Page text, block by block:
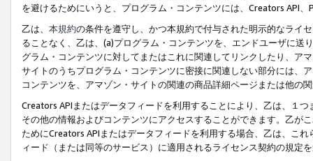
を避けるためにいうと、プログラム・コンテンツには、Creators API
乙は、 本規約の条件を遵守し、かつ本規約で付与された明示的なライ
ることなく、乙は、(a)プログラム・コンテンツを、エンドユーザに
グラム・コンテンツに対してまたはこれに関連してリンクしたり、ア
サイトのうちプログラム・コンテンツに密接に関連しない部分には、
コンテンツを、アマゾン・サイトの関連の商品詳細ページまたは他の
Creators APIまたはデータフィードを利用することにより、乙は、１
その他の情報およびコンテンツにアクセスすることができます。乙が
ためにCreators APIまたはデータフィードを利用する場合、乙は、こ
ィード（または同等のサービス）に適用されるライセンス契約の規定